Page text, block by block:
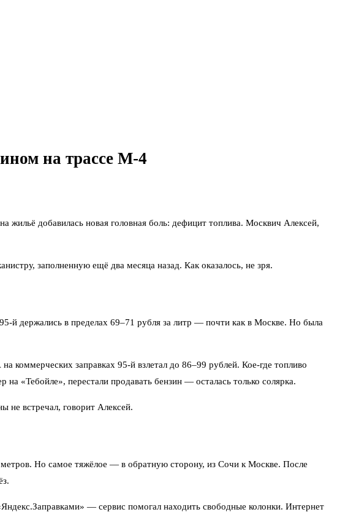
на трассе М‑4
добавилась новая головная боль: дефицит топлива. Москвич Алексей,
заполненную ещё два месяца назад. Как оказалось, не зря.
й держались в пределах 69–71 рубля за литр — почти как в Москве. Но была
заправках 95-й взлетал до 86–99 рублей. Кое‑где топливо
«Тебойле», перестали продавать бензин — осталась только солярка.
не встречал, говорит Алексей.
Но самое тяжёлое — в обратную сторону, из Сочи к Москве. После
— сервис помогал находить свободные колонки. Интернет